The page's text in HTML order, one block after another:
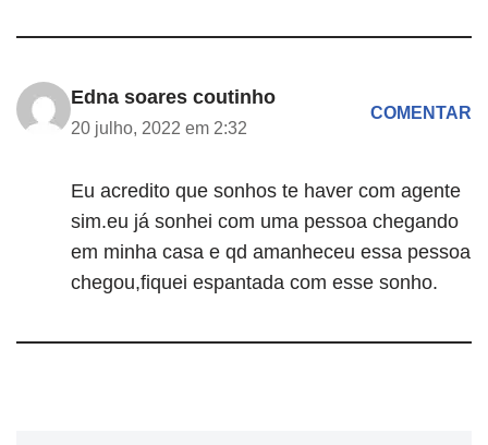
Edna soares coutinho
20 julho, 2022 em 2:32
COMENTAR
Eu acredito que sonhos te haver com agente
sim.eu já sonhei com uma pessoa chegando
em minha casa e qd amanheceu essa pessoa
chegou,fiquei espantada com esse sonho.